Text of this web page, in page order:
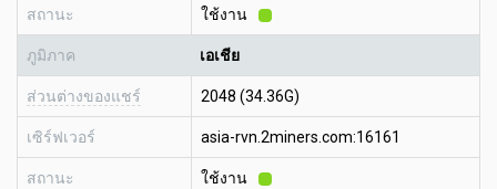
สถานะ ใช้งาน
ภูมิภาค เอเชีย
ส่วนต่างของแชร์ 2048 (34.36G)
เซิร์ฟเวอร์ asia-rvn.2miners.com:16161
สถานะ ใช้งาน